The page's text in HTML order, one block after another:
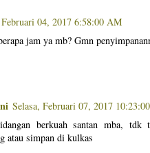
04, 2017 6:58:00 AM
jam ya mb? Gmn
Selasa, Februari 07, 2017
berkuah santan mba,
atau simpan di kulkas